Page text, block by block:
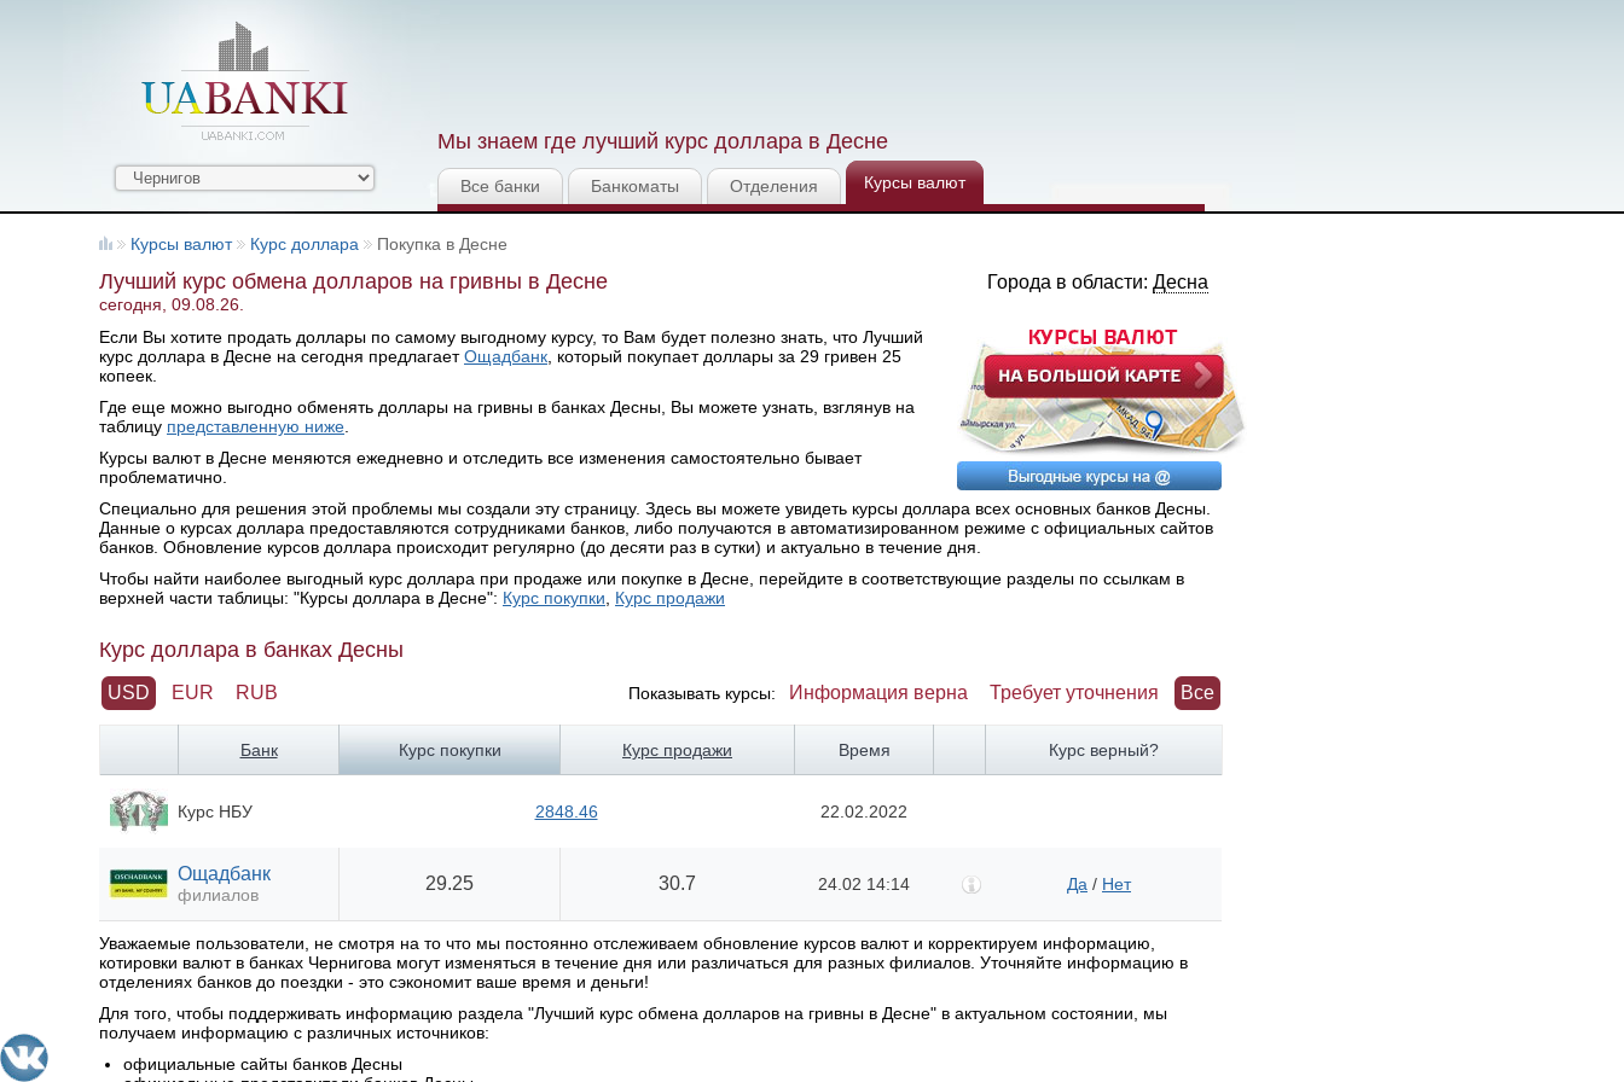
Мы знаем где лучший курс доллара в Десне
Все банки Банкоматы Отделения Курсы валют
Курсы валют Курс доллара Покупка в Десне
Лучший курс обмена долларов на гривны в Десне
сегодня, 09.08.26.
Города в области: Десна
Если Вы хотите продать доллары по самому выгодному курсу, то Вам будет полезно знать, что Лучший
курс доллара в Десне на сегодня предлагаетОщадбанк , который покупает доллары за 29 гривен 25
копеек.
Где еще можно выгодно обменять доллары на гривны в банках Десны, Вы можете узнать, взглянув на
таблицу представленную ниже
Курсы валют в Десне меняются ежедневно и отследить все изменения самостоятельно бывает
проблематично.
Специально для решения этой проблемы мы создали эту страницу. Здесь вы можете увидеть курсы доллара всех основных банков Десны.
Данные о курсах доллара предоставляются сотрудниками банков, либо получаются в автоматизированном режиме с официальных сайтов
банков. Обновление курсов доллара происходит регулярно (до десяти раз в сутки) и актуально в течение дня.
Чтобы найти наиболее выгодный курс доллара при продаже или покупке в Десне, перейдите в соответствующие разделы по ссылкам в
верхней части таблицы: "Курсы доллара в Десне": Курс покупки Курс продажи
Курс доллара в банках Десны
USD EUR RUB Показывать курсы: Информация верна Требует уточнения Все
Банк Курс покупки Курс продажи Время Курс верный?
Курс НБУ 2848.46 22.02.2022
Ощадбанк
филиалов
29.25 30.7 24.02 14:14 Да / Нет
Уважаемые пользователи, не смотря на то что мы постоянно отслеживаем обновление курсов валют и корректируем информацию,
котировки валют в банках Чернигова могут изменяться в течение дня или различаться для разных филиалов. Уточняйте информацию в
отделениях банков до поездки - это сэкономит ваше время и деньги!
Для того, чтобы поддерживать информацию раздела "Лучший курс обмена долларов на гривны в Десне" в актуальном состоянии, мы
получаем информацию с различных источников:
официальные сайты банков Десны